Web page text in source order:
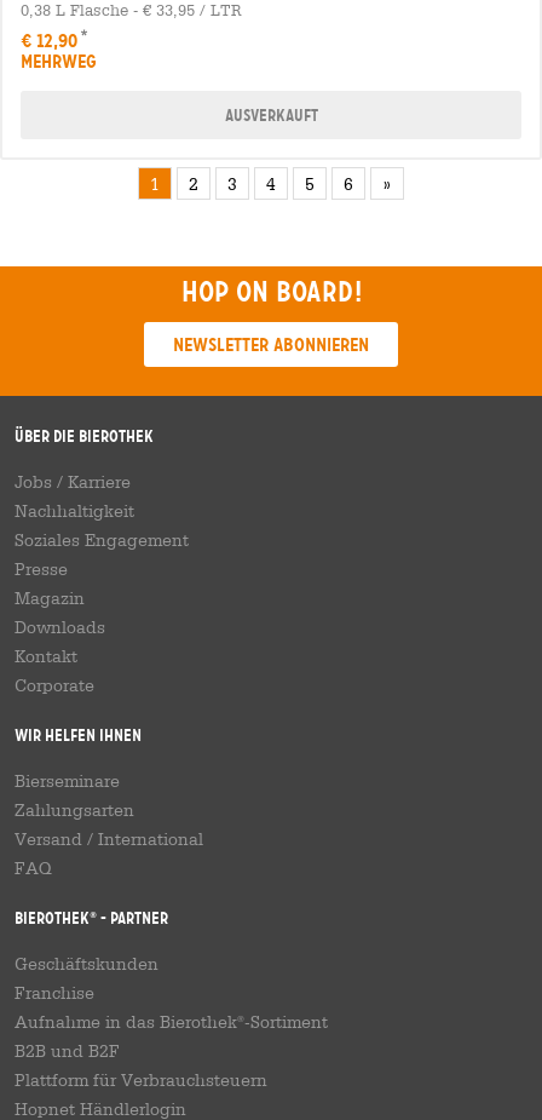
0,38 L Flasche - € 33,95 / LTR
€ 12,90
MEHRWEG
Ausverkauft
1 2 3 4 5 6 »
Hop on board!
Newsletter abonnieren
Über die Bierothek
Jobs / Karriere
Nachhaltigkeit
Soziales Engagement
Presse
Magazin
Downloads
Kontakt
Corporate
Wir helfen Ihnen
Bierseminare
Zahlungsarten
Versand / International
FAQ
Bierothek® - Partner
Geschäftskunden
Franchise
Aufnahme in das Bierothek®-Sortiment
B2B und B2F
Plattform für Verbrauchsteuern
Hopnet Händlerlogin